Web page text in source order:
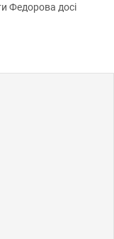
Федорова досі